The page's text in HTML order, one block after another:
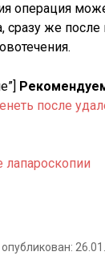
операция
сразу же
после
лапароскопии
опубликован: